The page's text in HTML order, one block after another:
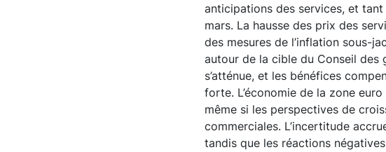
anticipations des services, et
mars. La hausse des prix des
des mesures de l’inflation sous-
autour de la cible du Conseil des
s’atténue, et les bénéfices
forte. L’économie de la zone
même si les perspectives de
commerciales. L’incertitude
tandis que les réactions